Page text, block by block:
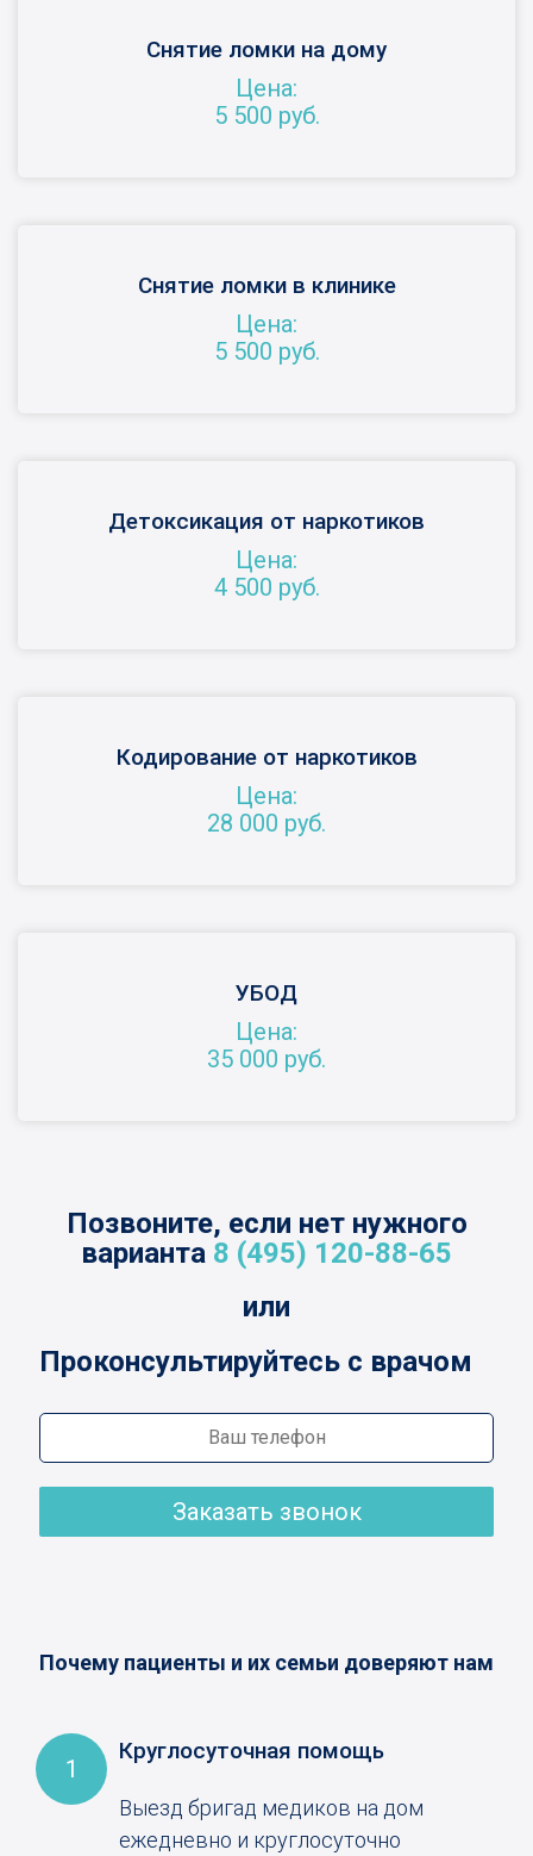
Снятие ломки на дому
Цена:
5 500 руб.
Снятие ломки в клинике
Цена:
5 500 руб.
Детоксикация от наркотиков
Цена:
4 500 руб.
Кодирование от наркотиков
Цена:
28 000 руб.
УБОД
Цена:
35 000 руб.
Позвоните, если нет нужного
варианта 8 (495) 120-88-65
или
Проконсультируйтесь с врачом
Заказать звонок
Почему пациенты и их семьи доверяют нам
1
Круглосуточная помощь
Выезд бригад медиков на дом
ежедневно и круглосуточно